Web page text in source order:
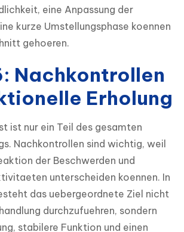
eine Anpassung der
kurze Umstellungsphase koennen
gehoeren.
Nachkontrollen
Erholung
ist nur ein Teil des gesamten
Nachkontrollen sind wichtig, weil
der Beschwerden und
unterscheiden koennen. In
das uebergeordnete Ziel nicht
durchzufuehren, sondern
stabilere Funktion und einen